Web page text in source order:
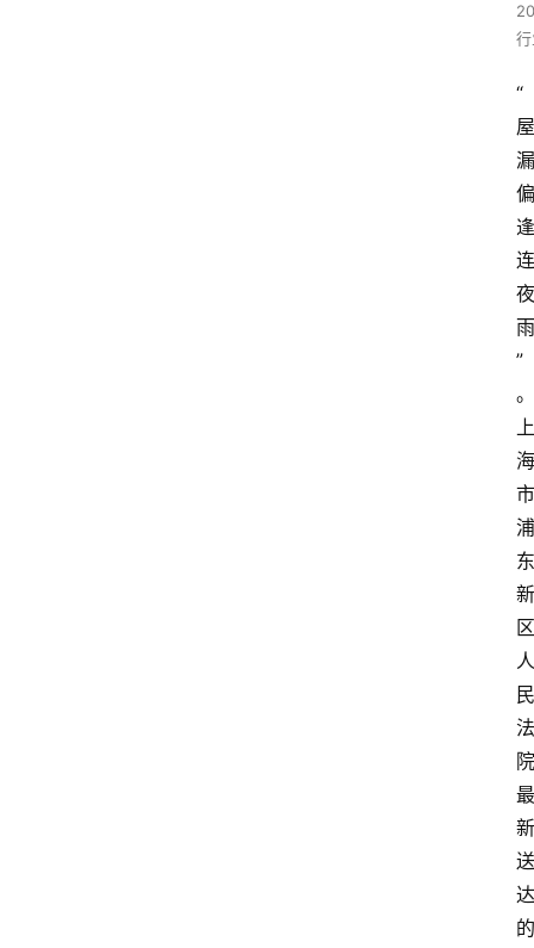
“
屋
漏
偏
逢
连
夜
雨
”
。
上
海
市
浦
东
新
区
人
民
法
院
最
新
送
达
的